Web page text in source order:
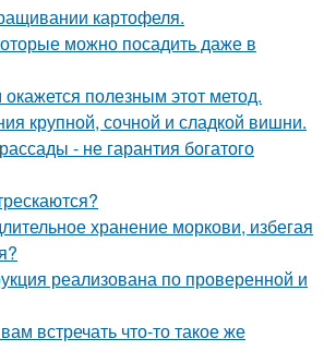
картофеля.
можно посадить даже в
полезным этот метод.
крупной, сочной и сладкой вишни.
- не гарантия богатого
хранение моркови, избегая
реализована по проверенной и
встречать что-то такое же